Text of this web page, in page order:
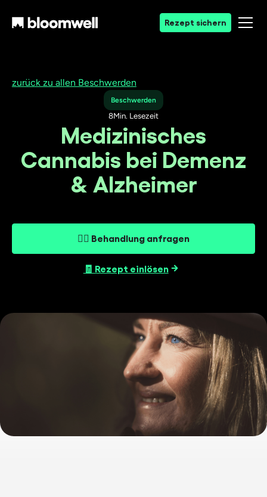
Rezept sichern
zurück zu allen Beschwerden
Beschwerden
8Min. Lesezeit
Medizinisches
Cannabis bei Demenz
& Alzheimer
👨‍⚕️ Behandlung anfragen
🧾 Rezept einlösen